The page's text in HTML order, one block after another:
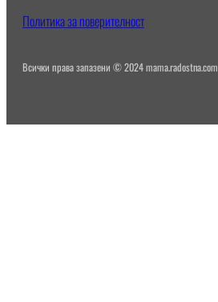
Всички права запазени © 2024 mama.radostna.com
Политика за поверителност